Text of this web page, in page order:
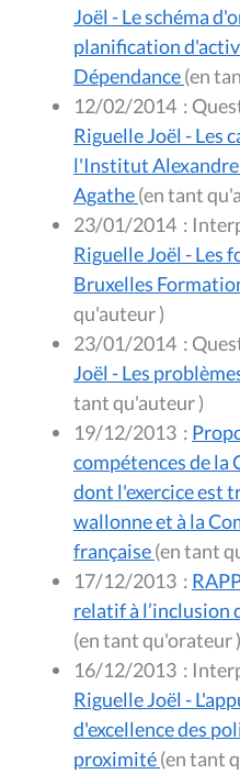
Joël - Le schéma
planification
Dépendance
12/02/2014 :
Riguelle Joël - Les
l'Institut
Agathe
23/01/2014 :
Riguelle Joël - Les
Bruxelles
qu'auteur )
23/01/2014 :
Joël - Les
tant qu'auteur )
19/12/2013 :
compétences de la
dont l'exercice est
wallonne et à la
française
17/12/2013 :
relatif à l’inclusion
(en tant qu'orateur )
16/12/2013 :
Riguelle Joël -
d'excellence des
proximité